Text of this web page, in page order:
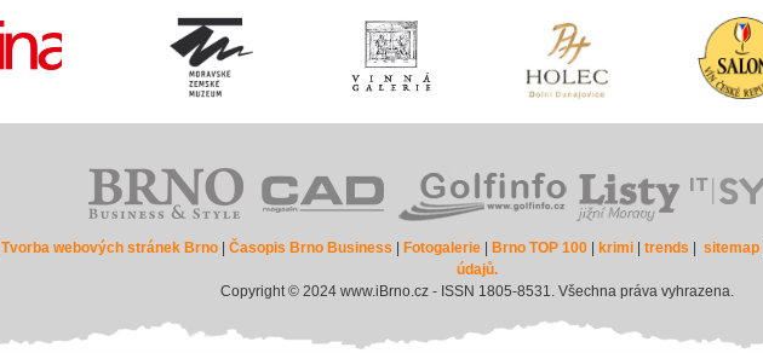
Tvorba webových stránek Brno| Časopis Brno Business Fotogalerie| Brno TOP 100| krimi| trends sitemap|
údajů.
Copyright © 2024 www.iBrno.cz - ISSN 1805-8531. Všechna práva vyhrazena.